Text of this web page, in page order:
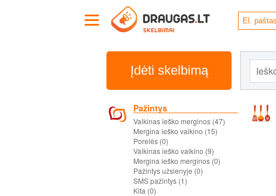
Įdėti skelbimą
Pažintys
Vaikinas ieško merginos (47)
Mergina ieško vaikino (15)
Porelės (0)
Vaikinas ieško vaikino (9)
Mergina ieško merginos (0)
Pažintys užsienyje (0)
SMS pažintys (1)
Kita (0)